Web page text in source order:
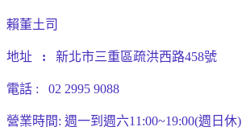
賴董土司
地址 : 新北市三重區疏洪西路458號
電話 : 02 2995 9088
營業時間: 週一到週六11:00~19:00(週日休)